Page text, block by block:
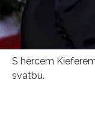
S hercem
svatbu.